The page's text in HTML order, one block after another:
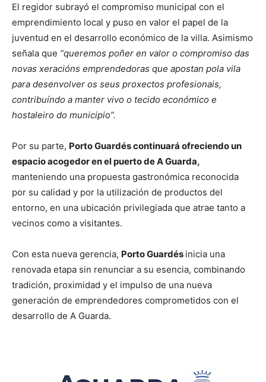
El regidor subrayó el compromiso municipal con el
emprendimiento local y puso en valor el papel de la
juventud en el desarrollo económico de la villa. Asimismo
señala que “queremos poñer en valor o compromiso das
novas xeracións emprendedoras que apostan pola vila
para desenvolver os seus proxectos profesionais,
contribuíndo a manter vivo o tecido económico e
hostaleiro do municipio”.
Por su parte, Porto Guardés continuará ofreciendo un
espacio acogedor en el puerto de A Guarda,
manteniendo una propuesta gastronómica reconocida
por su calidad y por la utilización de productos del
entorno, en una ubicación privilegiada que atrae tanto a
vecinos como a visitantes.
Con esta nueva gerencia, Porto Guardés inicia una
renovada etapa sin renunciar a su esencia, combinando
tradición, proximidad y el impulso de una nueva
generación de emprendedores comprometidos con el
desarrollo de A Guarda.